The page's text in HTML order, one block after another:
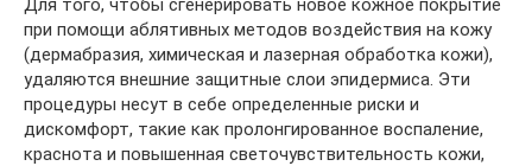
при помощи аблятивных методов воздействия на кожу
(дермабразия, химическая и лазерная обработка кожи),
удаляются внешние защитные слои эпидермиса. Эти
процедуры несут в себе определенные риски и
дискомфорт, такие как пролонгированное воспаление,
краснота и повышенная светочувствительность кожи,